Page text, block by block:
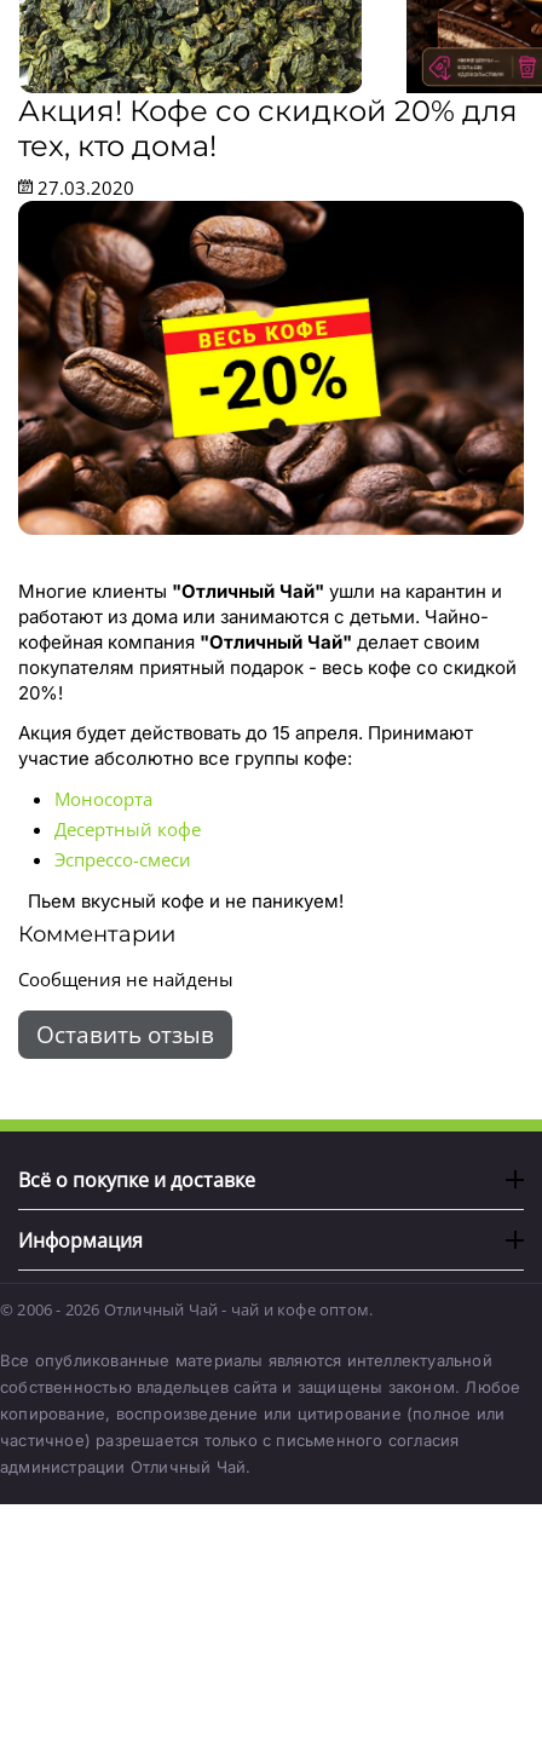
Акция! Кофе со скидкой 20% для
тех, кто дома!
27.03.2020
Многие клиенты "Отличный Чай" ушли на карантин и
работают из дома или занимаются с детьми. Чайно-
кофейная компания "Отличный Чай" делает своим
покупателям приятный подарок - весь кофе со скидкой
20%!
Акция будет действовать до 15 апреля. Принимают
участие абсолютно все группы кофе:
Моносорта
Десертный кофе
Эспрессо-смеси
Пьем вкусный кофе и не паникуем!
Комментарии
Сообщения не найдены
Оставить отзыв
Всё о покупке и доставке
Информация
© 2006 - 2026 Отличный Чай - чай и кофе оптом.
Все опубликованные материалы являются интеллектуальной
собственностью владельцев сайта и защищены законом. Любое
копирование, воспроизведение или цитирование (полное или
частичное) разрешается только с письменного согласия
администрации Отличный Чай.